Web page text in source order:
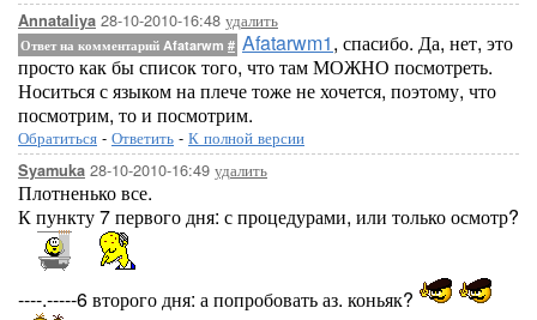
Annataliya 28-10-2010-16:48 удалить
Ответ на комментарий Afatarwm # Afatarwm1, спасибо. Да, нет, это
просто как бы список того, что там МОЖНО посмотреть.
Носиться с языком на плече тоже не хочется, поэтому, что
посмотрим, то и посмотрим.
Обратиться - Ответить - К полной версии
Syamuka 28-10-2010-16:49 удалить
Плотненько все.
К пункту 7 первого дня: с процедурами, или только осмотр?
----.-----6 второго дня: а попробовать аз. коньяк?